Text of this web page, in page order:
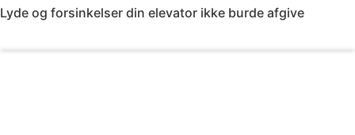
Lyde og forsinkelser din elevator ikke burde afgive